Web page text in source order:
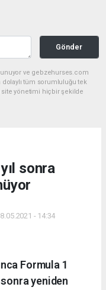
Gönder
ve gebzehurses.com
dolaylı tüm sorumluluğu tek
site yönetimi hiçbir şekilde
sonra
- 14:34
Formula 1
sonra yeniden